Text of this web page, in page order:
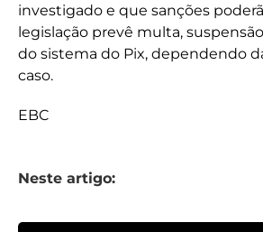
investigado e que sanções
legislação prevê multa,
do sistema do Pix, dependendo
caso.
EBC
Neste artigo: